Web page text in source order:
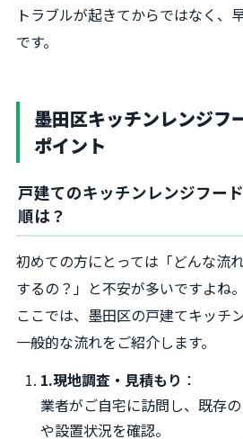
トラブルが起きてからではなく、
です。
墨田区キッチンレンジフ
ポイント
戸建てのキッチンレンジフー
順は？
初めての方にとっては「どんな流
するの？」と不安が多いですよね。
ここでは、墨田区の戸建てキッチ
一般的な流れをご紹介します。
1.現地調査・見積もり ：
業者がご自宅に訪問し、既存
や設置状況を確認。